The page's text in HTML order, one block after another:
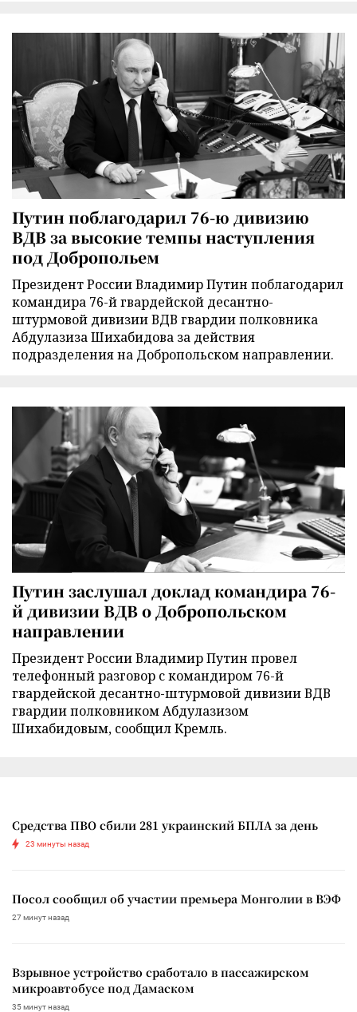
Путин поблагодарил 76-ю дивизию
ВДВ за высокие темпы наступления
под Добропольем
Президент России Владимир Путин поблагодарил
командира 76-й гвардейской десантно-
штурмовой дивизии ВДВ гвардии полковника
Абдулазиза Шихабидова за действия
подразделения на Добропольском направлении.
Путин заслушал доклад командира 76-
й дивизии ВДВ о Добропольском
направлении
Президент России Владимир Путин провел
телефонный разговор с командиром 76-й
гвардейской десантно-штурмовой дивизии ВДВ
гвардии полковником Абдулазизом
Шихабидовым, сообщил Кремль.
Средства ПВО сбили 281 украинский БПЛА за день
23 минуты назад
Посол сообщил об участии премьера Монголии в ВЭФ
27 минут назад
Взрывное устройство сработало в пассажирском
микроавтобусе под Дамаском
35 минут назад